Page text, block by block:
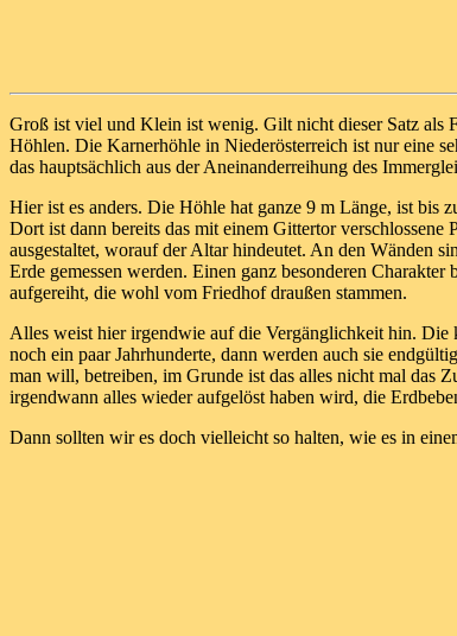
Groß ist viel und Klein ist wenig. Gilt nicht dieser Satz als
Höhlen. Die Karnerhöhle in Niederösterreich ist nur eine
das hauptsächlich aus der Aneinanderreihung des
Hier ist es anders. Die Höhle hat ganze 9 m Länge, ist bis
Dort ist dann bereits das mit einem Gittertor
ausgestaltet, worauf der Altar hindeutet. An den Wänden
Erde gemessen werden. Einen ganz besonderen
aufgereiht, die wohl vom Friedhof draußen stammen.
Alles weist hier irgendwie auf die Vergänglichkeit hin. Die
noch ein paar Jahrhunderte, dann werden auch sie
man will, betreiben, im Grunde ist das alles nicht mal das
irgendwann alles wieder aufgelöst haben wird, die
Dann sollten wir es doch vielleicht so halten, wie es in